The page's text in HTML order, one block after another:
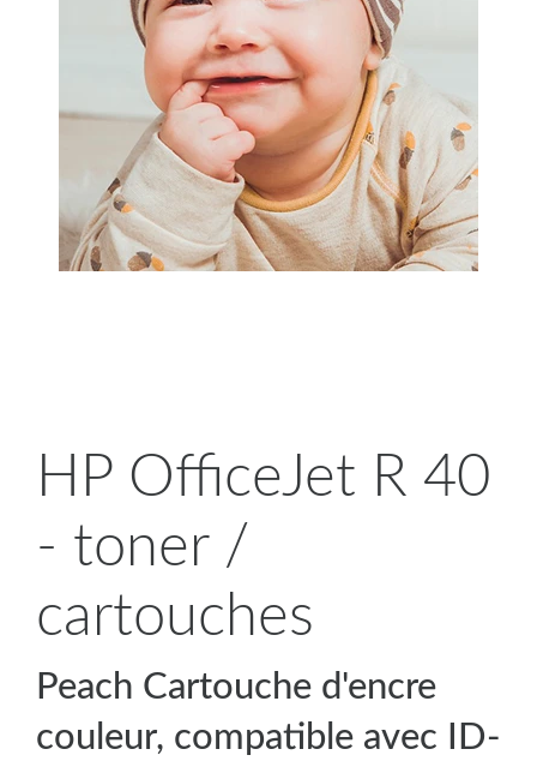
HP OfficeJet R 40
- toner /
cartouches
Peach Cartouche d'encre
couleur, compatible avec ID-